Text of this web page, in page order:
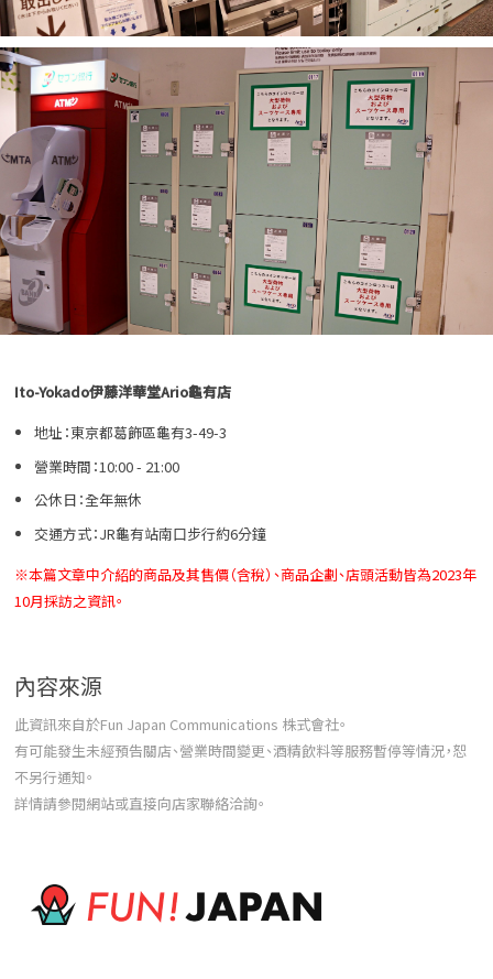
Ito-Yokado伊藤洋華堂Ario龜有店
地址：東京都葛飾區龜有3-49-3
營業時間：10:00 - 21:00
公休日：全年無休
交通方式：JR龜有站南口步行約6分鐘
※本篇文章中介紹的商品及其售價（含稅）、商品企劃、店頭活動皆為2023年
10月採訪之資訊。
內容來源
此資訊來自於Fun Japan Communications 株式會社。
有可能發生未經預告關店、營業時間變更、酒精飲料等服務暫停等情況，恕
不另行通知。
詳情請參閱網站或直接向店家聯絡洽詢。